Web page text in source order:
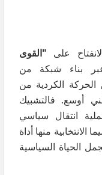
على "القوى
بناء شبكة من
الحركة الكردية من
أوسع. فالتشبيك
انتقال سياسي
منها أداة
الحياة السياسية